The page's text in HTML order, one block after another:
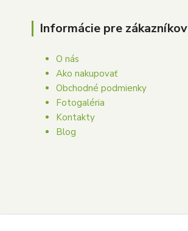
Informácie pre zákazníkov
O nás
Ako nakupovať
Obchodné podmienky
Fotogaléria
Kontakty
Blog